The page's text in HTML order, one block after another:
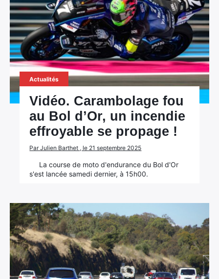
Actualités
Vidéo. Carambolage fou
au Bol d’Or, un incendie
effroyable se propage !
Par Julien Barthet , le 21 septembre 2025
La course de moto d'endurance du Bol d'Or
s'est lancée samedi dernier, à 15h00.